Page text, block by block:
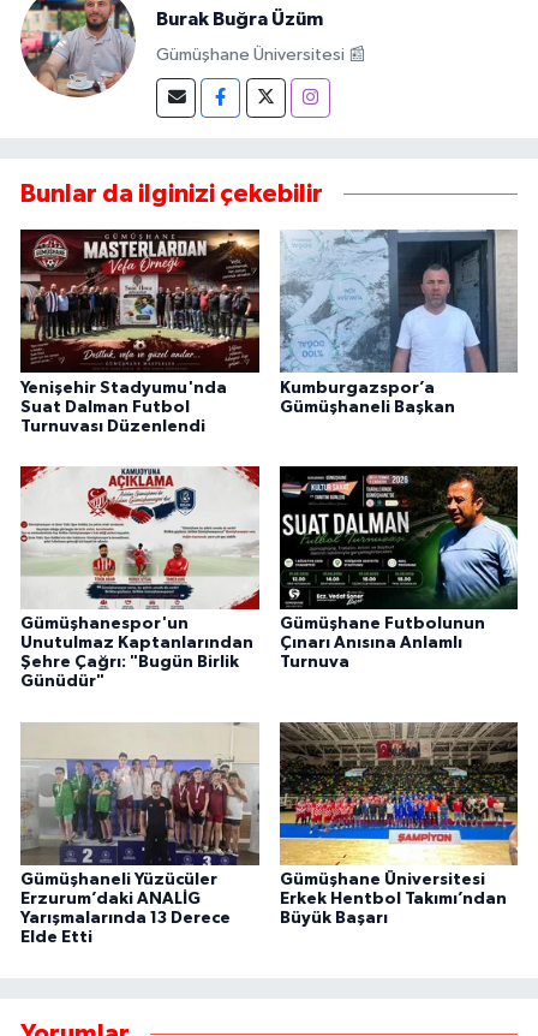
Burak Buğra Üzüm
Gümüşhane Üniversitesi 📰
Bunlar da ilginizi çekebilir
Yenişehir Stadyumu'nda
Suat Dalman Futbol
Turnuvası Düzenlendi
Kumburgazspor’a
Gümüşhaneli Başkan
Gümüşhanespor'un
Unutulmaz Kaptanlarından
Şehre Çağrı: "Bugün Birlik
Günüdür"
Gümüşhane Futbolunun
Çınarı Anısına Anlamlı
Turnuva
Gümüşhaneli Yüzücüler
Erzurum’daki ANALİG
Yarışmalarında 13 Derece
Elde Etti
Gümüşhane Üniversitesi
Erkek Hentbol Takımı’ndan
Büyük Başarı